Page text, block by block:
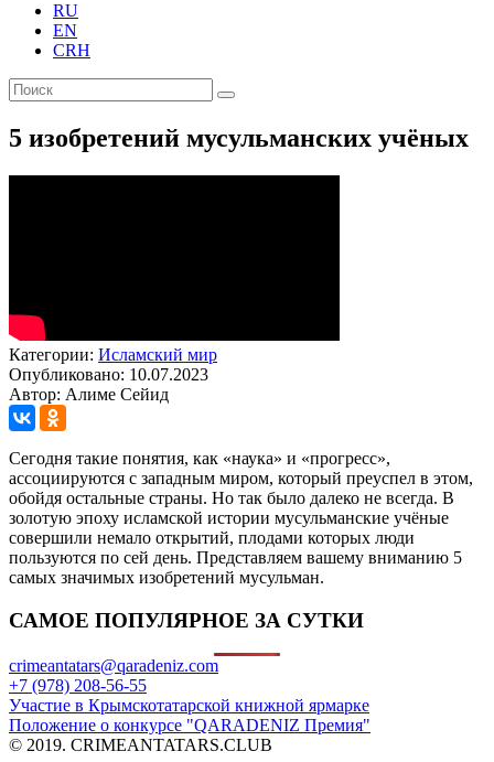
RU
EN
CRH
5 изобретений мусульманских учёных
Категории: Исламский мир
Опубликовано: 10.07.2023
Автор: Алиме Сейид
Сегодня такие понятия, как «наука» и «прогресс»,
ассоциируются с западным миром, который преуспел в этом,
обойдя остальные страны. Но так было далеко не всегда. В
золотую эпоху исламской истории мусульманские учёные
совершили немало открытий, плодами которых люди
пользуются по сей день. Представляем вашему вниманию 5
самых значимых изобретений мусульман.
САМОЕ ПОПУЛЯРНОЕ ЗА СУТКИ
crimeantatars@qaradeniz.com
+7 (978) 208-56-55
Участие в Крымскотатарской книжной ярмарке
Положение о конкурсе "QARADENIZ Премия"
© 2019. CRIMEANTATARS.CLUB